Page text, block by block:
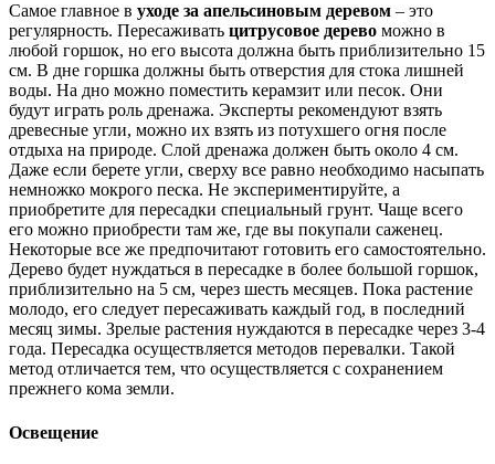
Самое главное в уходе за апельсиновым деревом – это
регулярность. Пересаживать цитрусовое дерево можно в
любой горшок, но его высота должна быть приблизительно 15
см. В дне горшка должны быть отверстия для стока лишней
воды. На дно можно поместить керамзит или песок. Они
будут играть роль дренажа. Эксперты рекомендуют взять
древесные угли, можно их взять из потухшего огня после
отдыха на природе. Слой дренажа должен быть около 4 см.
Даже если берете угли, сверху все равно необходимо насыпать
немножко мокрого песка. Не экспериментируйте, а
приобретите для пересадки специальный грунт. Чаще всего
его можно приобрести там же, где вы покупали саженец.
Некоторые все же предпочитают готовить его самостоятельно.
Дерево будет нуждаться в пересадке в более большой горшок,
приблизительно на 5 см, через шесть месяцев. Пока растение
молодо, его следует пересаживать каждый год, в последний
месяц зимы. Зрелые растения нуждаются в пересадке через 3-4
года. Пересадка осуществляется методов перевалки. Такой
метод отличается тем, что осуществляется с сохранением
прежнего кома земли.
Освещение